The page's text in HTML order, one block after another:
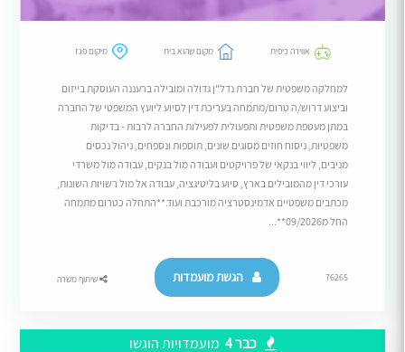
אווירה כיפית מקום שהוא בית מיקום פגז
למחלקה משפטית של חברת נדל"ן גדולה ומובילה ברעננה העוסקת בייזום
וביצוע דרוש/ה טרום/מתמחה בעריכת דין לסיוע ליועץ המשפטי של החברה
במתן מעטפת משפטית ותפעולית לפעילות החברה לרבות - בדיקות
משפטיות, ניסוח חוזים מסוגים שונים, תוספות ונספחים, ניהול נכסים
מניבים, ליווי בנקאי של פרויקטים ועבודה מול בנקים, עבודה מול משרדי
עורכי דין מהמובילים בארץ, סיוע בליטיגציה, עבודה אל מול רשויות השונות,
מכתבים משפטיים אדמינסטרציה מורכבת ועוד.**התחלה כטרום מתמחה
החל מ09/2026**...
76265 הגשת מועמדות שיתוף משרה
כבר 4 מועמדויות הוגשו